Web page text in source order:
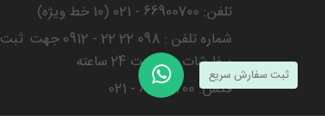
تلفن: 66900700 - 021 (10 خط ویژه)
شماره تلفن : 098 22 22 - 0912 جهت ثبت
سفارشات به صورت 24 ساعته
فکس: 66900700 - 021
ثبت سفارش سریع